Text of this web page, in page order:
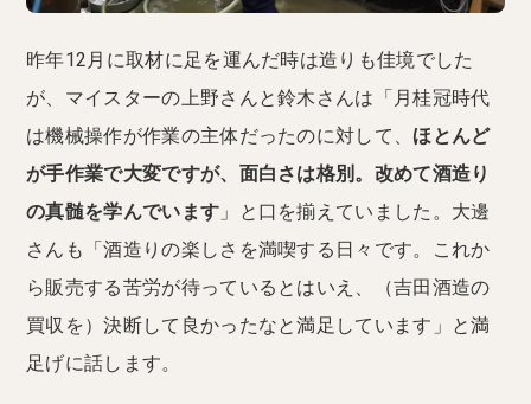
昨年12月に取材に足を運んだ時は造りも佳境でした
が、マイスターの上野さんと鈴木さんは「月桂冠時代
は機械操作が作業の主体だったのに対して、 ほとんど
が手作業で大変ですが、面白さは格別。改めて酒造り
の真髄を学んでいます 」と口を揃えていました。大邊
さんも「酒造りの楽しさを満喫する日々です。これか
ら販売する苦労が待っているとはいえ、（吉田酒造の
買収を）決断して良かったなと満足しています」と満
足げに話します。